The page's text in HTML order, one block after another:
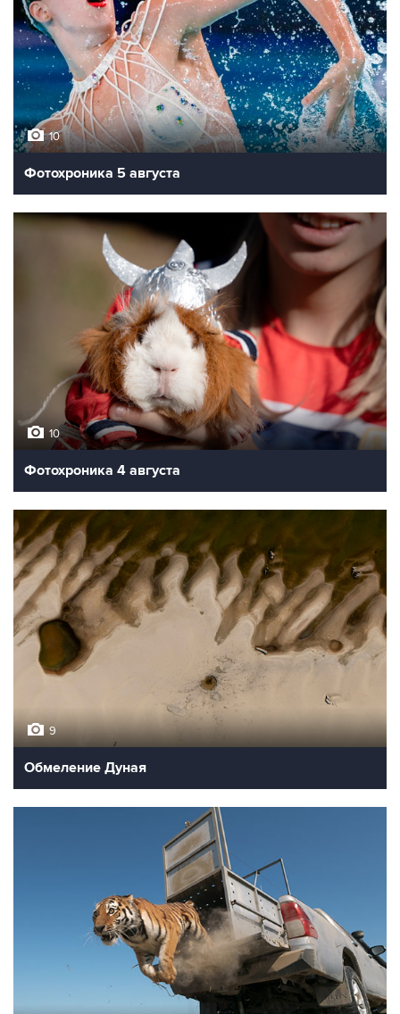
10
Фотохроника 5 августа
10
Фотохроника 4 августа
9
Обмеление Дуная